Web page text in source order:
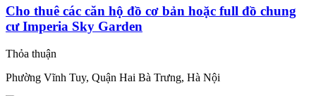
Cho thuê các căn hộ đồ cơ bản hoặc full đồ chung
cư Imperia Sky Garden
Thỏa thuận
Phường Vĩnh Tuy, Quận Hai Bà Trưng, Hà Nội